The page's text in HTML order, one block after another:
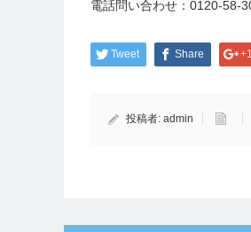
電話問い合わせ： 0120-58-
Tweet Share +1
投稿者: admin